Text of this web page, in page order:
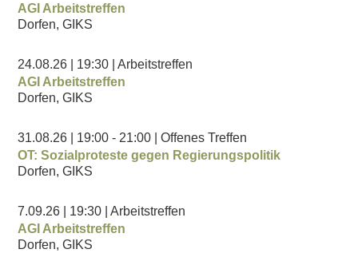
AGI Arbeitstreffen
Dorfen, GIKS
24.08.26 | 19:30
| Arbeitstreffen
AGI Arbeitstreffen
Dorfen, GIKS
31.08.26 | 19:00 - 21:00
| Offenes Treffen
OT: Sozialproteste gegen Regierungspolitik
Dorfen, GIKS
7.09.26 | 19:30
| Arbeitstreffen
AGI Arbeitstreffen
Dorfen, GIKS